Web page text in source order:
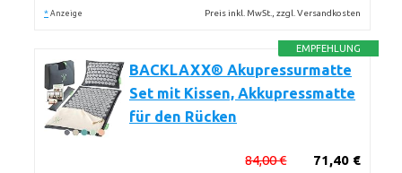
* Anzeige Preis inkl. MwSt., zzgl. Versandkosten
EMPFEHLUNG
BACKLAXX® Akupressurmatte
Set mit Kissen, Akkupressmatte
für den Rücken
71,40 €
84,00 €